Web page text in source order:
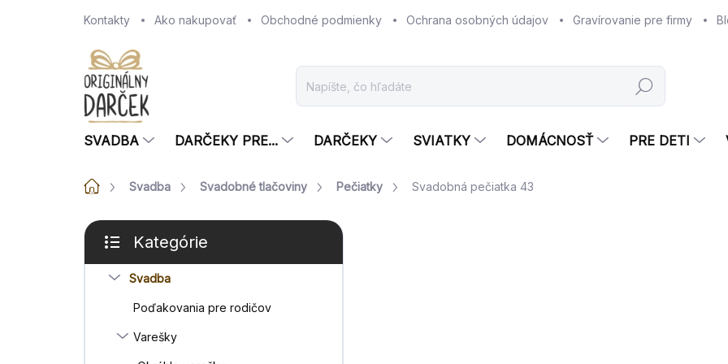
Kontakty Ako nakupovať Obchodné podmienky Ochrana osobných údajov Gravírovanie pre firmy
Hľadať
SVADBA DARČEKY PRE... DARČEKY SVIATKY DOMÁCNOSŤ PRE DETI
DomovSvadba Svadobné tlačoviny Pečiatky Svadobná pečiatka 43
B
č
kategórie
Kategórie
Svadba
Poďakovania pre rodičov
Varešky